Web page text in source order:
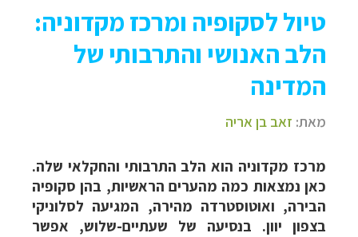
טיול לסקופיה ומרכז מקדוניה:
הלב האנושי והתרבותי של
המדינה
מאת: זאב בן אריה
מרכז מקדוניה הוא הלב התרבותי והחקלאי שלה.
כאן נמצאות כמה מהערים הראשיות, בהן סקופיה
הבירה, ואוטוסטרדה מהירה, המגיעה לסלוניקי
בצפון יוון. בנסיעה של שעתיים-שלוש, אפשר